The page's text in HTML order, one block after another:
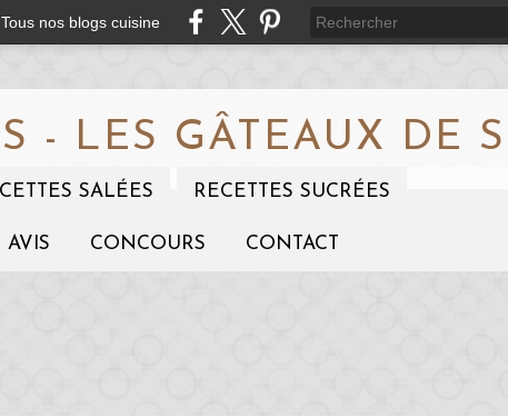
Tous nos blogs cuisine
- LES GÂTEAUX DE
SALÉES RECETTES SUCRÉES
AVIS CONCOURS CONTACT